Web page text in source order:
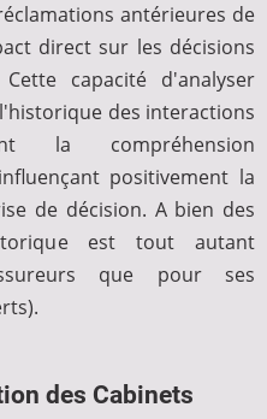
antérieures de
direct sur les décisions
capacité d'analyser
des interactions
la compréhension
positivement la
de décision. A bien des
est tout autant
que pour ses
des Cabinets